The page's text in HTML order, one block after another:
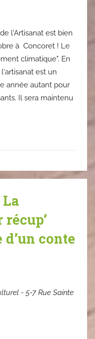
l'Artisanat est bien
à Concoret ! Le
climatique". En
est un
année autant pour
Il sera maintenu
La
conte
- 5-7 Rue Sainte